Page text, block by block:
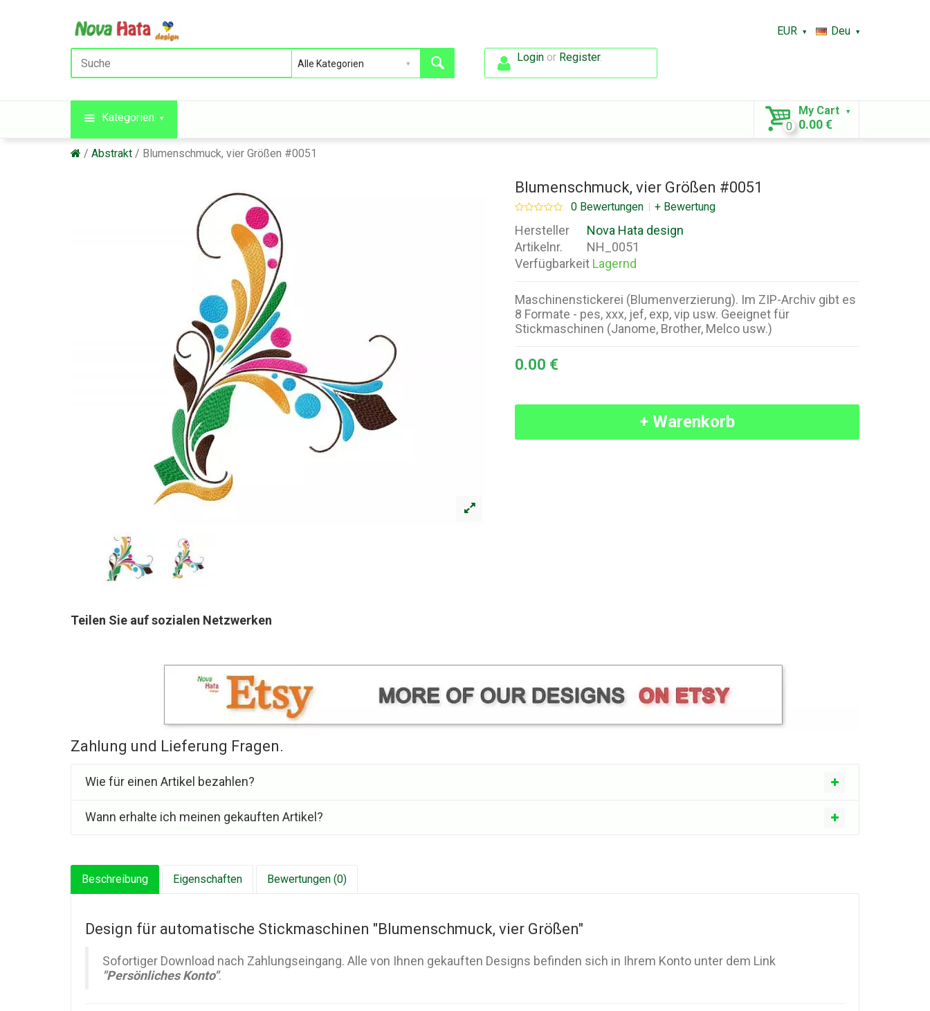
EUR
Deu
Loginor Register.
Kategorien
My Cart
0 0.00 €
Abstrakt Blumenschmuck, vier Größen #0051
Teilen Sie auf sozialen Netzwerken
Blumenschmuck, vier Größen #0051
0 Bewertungen + Bewertung
Hersteller
Nova Hata design
Artikelnr.
NH_0051
Verfügbarkeit Lagernd
Maschinenstickerei (Blumenverzierung). Im ZIP-Archiv gibt es
8 Formate - pes, xxx, jef, exp, vip usw. Geeignet für
Stickmaschinen (Janome, Brother, Melco usw.)
0.00 €
+ Warenkorb
Zahlung und Lieferung Fragen.
Wie für einen Artikel bezahlen?
Wann erhalte ich meinen gekauften Artikel?
Beschreibung Eigenschaften Bewertungen (0)
Design für automatische Stickmaschinen "Blumenschmuck, vier Größen"
Sofortiger Download nach Zahlungseingang. Alle von Ihnen gekauften Designs befinden sich in Ihrem Konto unter dem Link
"Persönliches Konto".